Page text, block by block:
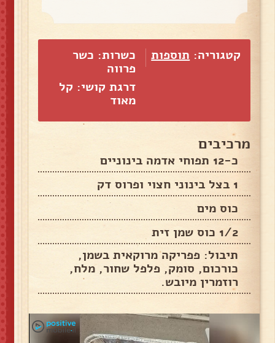
קטגוריה: תוספות
כשרות: כשר
פרווה
דרגת קושי: קל
מאוד
מרכיבים
כ-12 תפוחי אדמה בינוניים
1 בצל בינוני חצוי ופרוס דק
כוס מים
1/2 כוס שמן זית
תיבול: פפריקה מרוקאית בשמן,
כורכום, סומק, פלפל שחור, מלח,
רוזמרין מיובש.